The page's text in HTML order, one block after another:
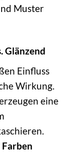
Muster
Glänzend
Einfluss
Wirkung.
eine